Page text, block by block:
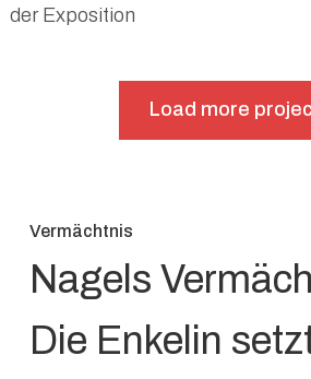
der Exposition
Load more
Vermächtnis
Nagels
Die Enkelin